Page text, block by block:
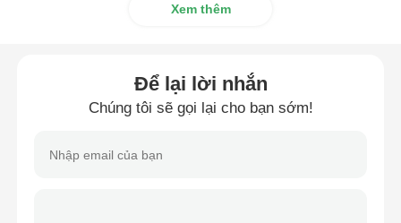
Xem thêm
Để lại lời nhắn
Chúng tôi sẽ gọi lại cho bạn sớm!